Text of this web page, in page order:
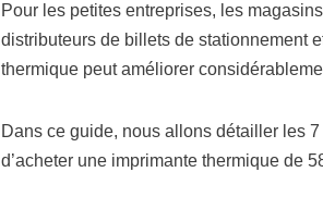
Pour les petites entreprises, les
distributeurs de billets de stationnement
thermique peut améliorer
Dans ce guide, nous allons détailler les
d’acheter une imprimante thermique de